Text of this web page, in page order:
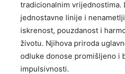
tradicionalnim vrijednostima.
jednostavne linije i
iskrenost, pouzdanost i
životu. Njihova priroda
odluke donose promišljeno i
impulsivnosti.